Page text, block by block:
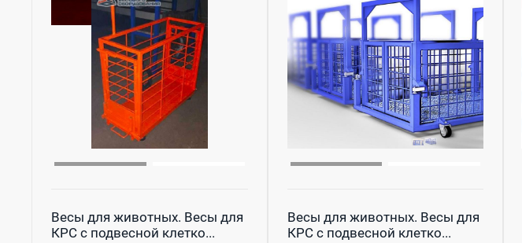
Весы для животных. Весы для
КРС с подвесной клетко...
Весы для животных. Весы для
КРС с подвесной клетко...